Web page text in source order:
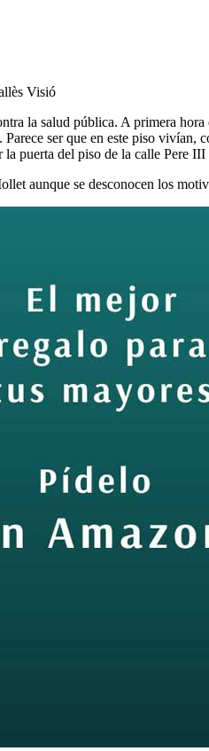
Visió
la salud pública. A primera hora
ser que en este piso vivían,
la puerta del piso de la calle Pere III
aunque se desconocen los